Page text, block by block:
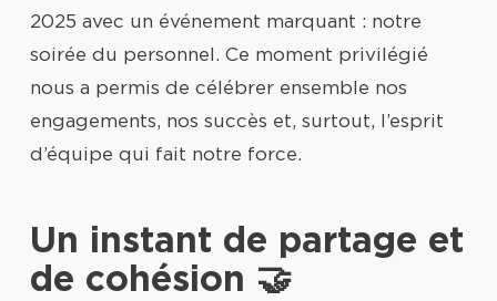
2025 avec un événement marquant : notre
soirée du personnel. Ce moment privilégié
nous a permis de célébrer ensemble nos
engagements, nos succès et, surtout, l’esprit
d’équipe qui fait notre force.
Un instant de partage et
de cohésion 🤝